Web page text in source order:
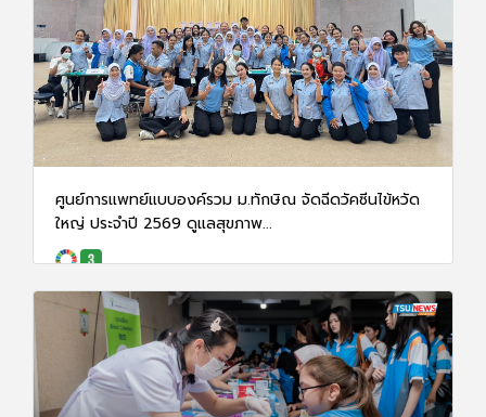
ศูนย์การแพทย์แบบองค์รวม ม.ทักษิณ จัดฉีดวัคซีนไข้หวัด
ใหญ่ ประจำปี 2569 ดูแลสุขภาพ...
29 ก.ค. 69 79